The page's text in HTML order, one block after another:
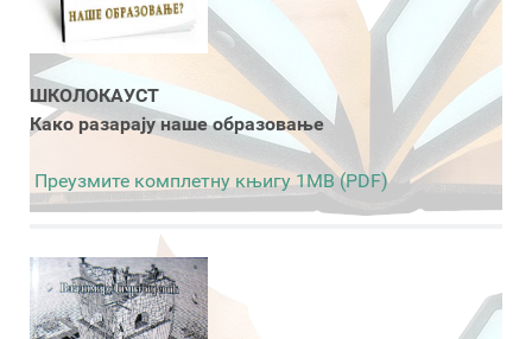
ШКОЛОКАУСТ
Како разарају наше образовање
Преузмите комплетну књигу 1MB (PDF)